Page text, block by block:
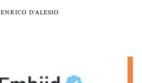
ENRICO D'ALESIO